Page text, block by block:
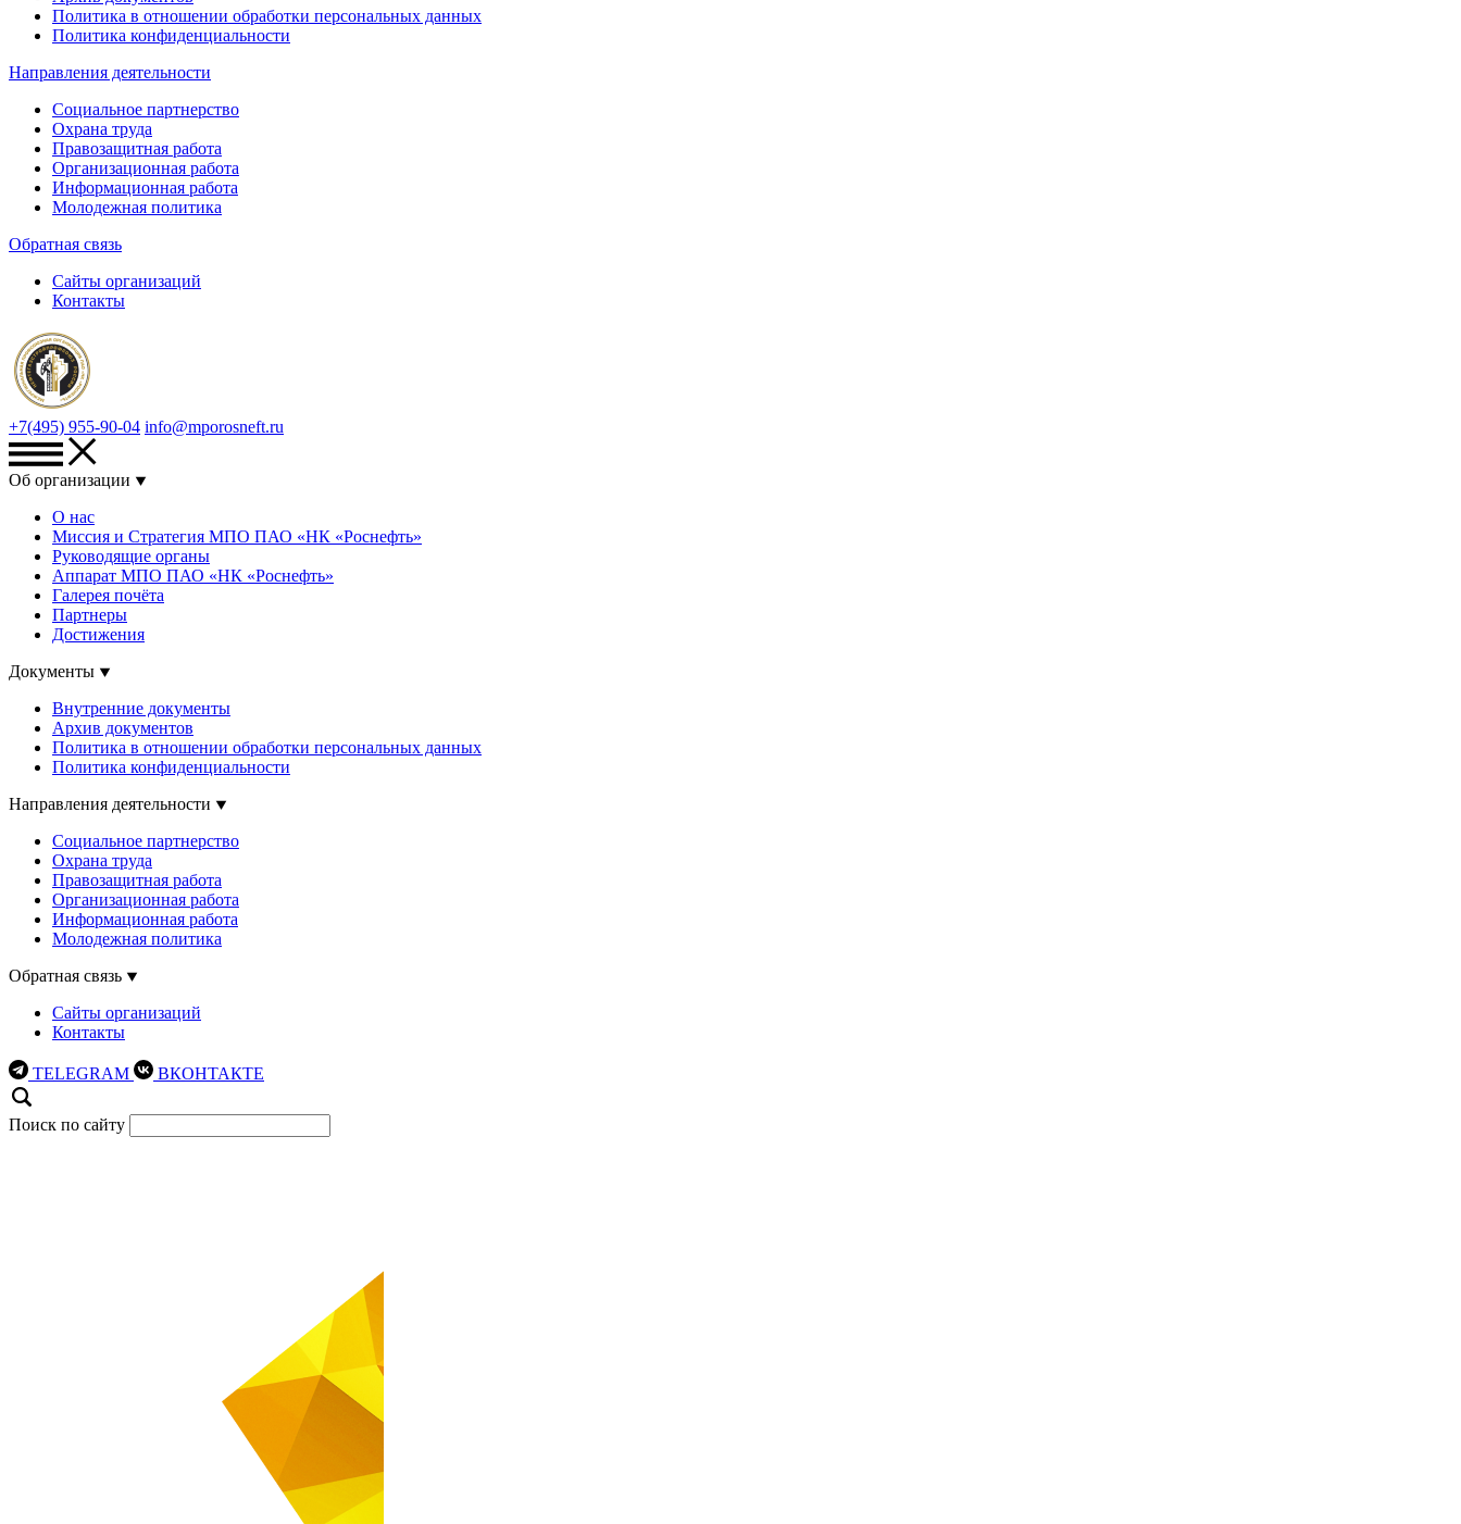
Политика в отношении обработки персональных данных
Политика конфиденциальности
Направления деятельности
Социальное партнерство
Охрана труда
Правозащитная работа
Организационная работа
Информационная работа
Молодежная политика
Обратная связь
Сайты организаций
Контакты
+7(495) 955-90-04 info@mporosneft.ru
Об организации
О нас
Миссия и Стратегия МПО ПАО «НК «Роснефть»
Руководящие органы
Аппарат МПО ПАО «НК «Роснефть»
Галерея почёта
Партнеры
Достижения
Документы
Внутренние документы
Архив документов
Политика в отношении обработки персональных данных
Политика конфиденциальности
Направления деятельности
Социальное партнерство
Охрана труда
Правозащитная работа
Организационная работа
Информационная работа
Молодежная политика
Обратная связь
Сайты организаций
Контакты
TELEGRAM ВКОНТАКТЕ
Поиск по сайту